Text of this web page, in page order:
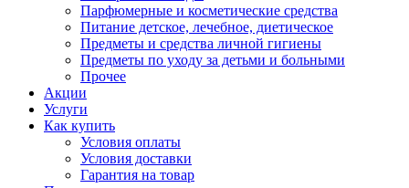
Парфюмерные и косметические средства
Питание детское, лечебное, диетическое
Предметы и средства личной гигиены
Предметы по уходу за детьми и больными
Прочее
Акции
Услуги
Как купить
Условия оплаты
Условия доставки
Гарантия на товар